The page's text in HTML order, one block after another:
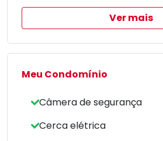
e quatro quartos, este duplex
perfeitamente às necessidades
espaço e privacidade.
O apartamento conta ainda
garagem, garantindo
para o seu veículo.
Aproveite a oportunidade de
Cascavel.
Ver mais
Meu Condomínio
Câmera de segurança
Cerca elétrica